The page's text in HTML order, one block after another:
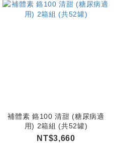
補體素 鉻100 清甜 (糖尿病適
用) 2箱組 (共52罐)
NT$3,660